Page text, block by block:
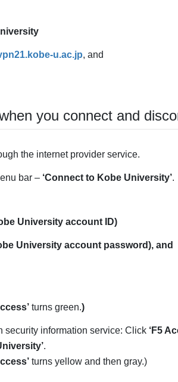
u.ac.jp, and
you connect and
the internet provider service.
bar – ‘Connect to Kobe University’.
University account ID)
University account password), and
turns green.)
security information service: Click ‘F5
.
turns yellow and then gray.)